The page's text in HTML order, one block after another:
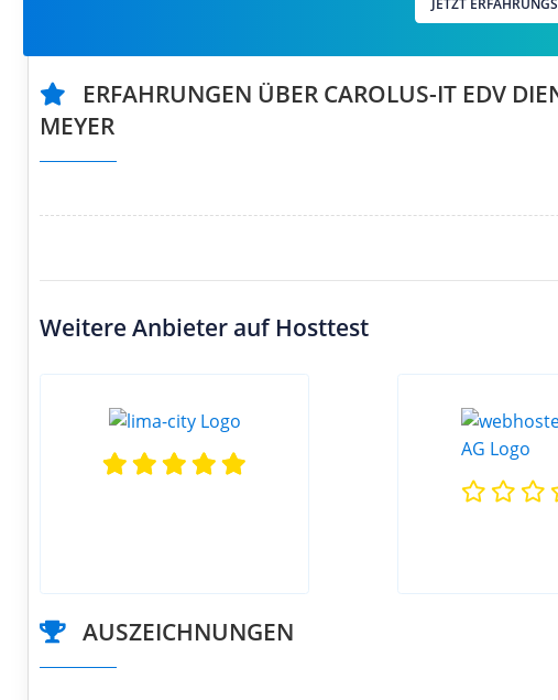
JETZT
ERFAHRUNGEN ÜBER CAROLUS-IT EDV
MEYER
Weitere Anbieter auf Hosttest
AUSZEICHNUNGEN